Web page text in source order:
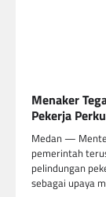
Menaker
Pekerja
Medan —
pemerintah
pelindungan
sebagai upaya